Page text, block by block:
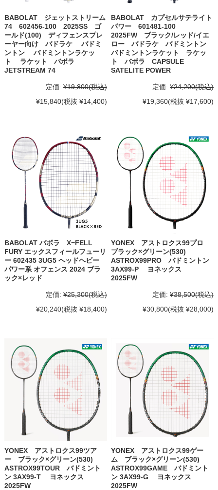
BABOLAT ジェットストリーム
74 602456-100 2025SS ゴ
ールド(100) ディフェンスプレ
ーヤー向け バドラケ バドミ
ントン バドミントンラケッ
ト ラケット バボラ
JETSTREAM 74
定価: ¥19,800(税込)
¥15,840(税抜 ¥14,400)
BABOLAT カプセルサテライト
パワー 601481-100
2025FW ブラック/レッド/イエ
ロー バドラケ バドミントン
バドミントンラケット ラケッ
ト バボラ CAPSULE
SATELITE POWER
定価: ¥24,200(税込)
¥19,360(税抜 ¥17,600)
BABOLAT バボラ X−FELL
FURY エックスフィールフューリ
ー 602435 3UG5 ヘッドヘビー
パワー系 オフェンス 2024 ブラ
ック×レッド
定価: ¥25,300(税込)
¥20,240(税抜 ¥18,400)
YONEX アストロクス99プロ
ブラック×グリーン(530)
ASTROX99PRO バドミントン
3AX99-P ヨネックス
2025FW
定価: ¥38,500(税込)
¥30,800(税抜 ¥28,000)
YONEX アストロクス99ツア
ー ブラック×グリーン(530)
ASTROX99TOUR バドミント
ン 3AX99-T ヨネックス
2025FW
YONEX アストロクス99ゲー
ム ブラック×グリーン(530)
ASTROX99GAME バドミント
ン 3AX99-G ヨネックス
2025FW